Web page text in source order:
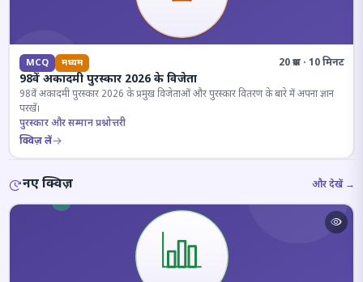
MCQ मध्यम 20 प्रश्न · 10 मिनट
98वें अकादमी पुरस्कार 2026 के विजेता
98वें अकादमी पुरस्कार 2026 के प्रमुख विजेताओं और पुरस्कार वितरण के बारे में अपना ज्ञान
परखें।
पुरस्कार और सम्मान प्रश्नोत्तरी
क्विज़ लें
नए क्विज़ और देखें →